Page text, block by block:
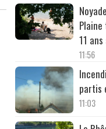
11
11:56
partis
11:03